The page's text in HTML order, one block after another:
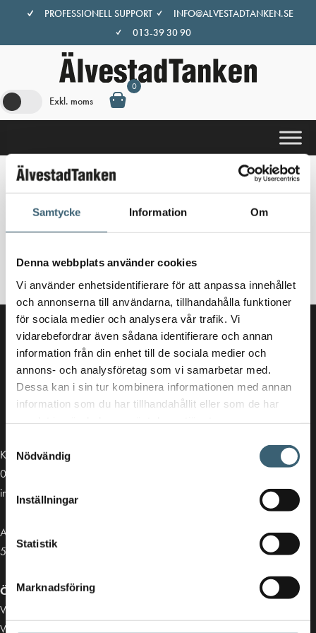
Samtycke Information Om
Denna webbplats använder cookies
Vi använder enhetsidentifierare för att anpassa innehållet
och annonserna till användarna, tillhandahålla funktioner
för sociala medier och analysera vår trafik. Vi
vidarebefordrar även sådana identifierare och annan
information från din enhet till de sociala medier och
annons- och analysföretag som vi samarbetar med.
Dessa kan i sin tur kombinera informationen med annan
information som du har tillhandahållit eller som de har
Nödvändig
Inställningar
Statistik
Marknadsföring
innehåll
PROFESSIONELL SUPPORT
INFO@ALVESTADTANKEN.SE
013-39 30 90
Exkl. moms
0
cube
Inga produkter hittades som motsvarar ditt val.
Kontakt
013-39 30 90
info@alvestadtanken.se
Algolgatan 7
583 30 Linköping
Öppettider butik:
Vardagar 07.00 - 16.00
Viktiga länkar